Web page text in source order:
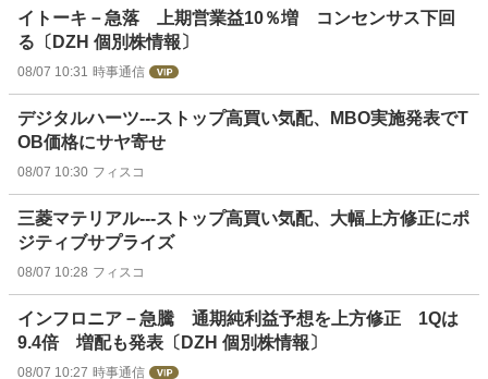
イトーキ－急落 上期営業益10％増 コンセンサス下回
る〔DZH 個別株情報〕
08/07 10:31 時事通信
デジタルハーツ---ストップ高買い気配、MBO実施発表でT
OB価格にサヤ寄せ
08/07 10:30 フィスコ
三菱マテリアル---ストップ高買い気配、大幅上方修正にポ
ジティブサプライズ
08/07 10:28 フィスコ
インフロニア－急騰 通期純利益予想を上方修正 1Qは
9.4倍 増配も発表〔DZH 個別株情報〕
08/07 10:27 時事通信